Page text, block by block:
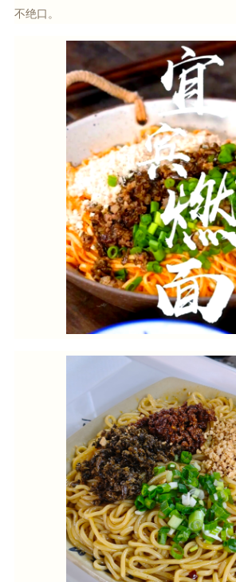
不绝口。